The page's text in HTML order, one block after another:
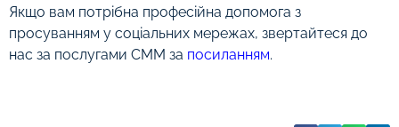
Якщо вам потрібна професійна допомога з
просуванням у соціальних мережах, звертайтеся до
нас за послугами СММ за посиланням.